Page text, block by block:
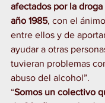
afectados por la
año 1985, con el
entre ellos y de
ayudar a otras
tuvieran problemas
abuso del alcohol”.
“Somos un colectivo